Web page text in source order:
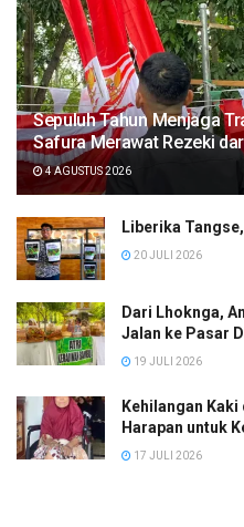
Sepuluh Tahun Menjaga
Safura Merawat Rezeki
4 AGUSTUS 2026
Liberika
20 JULI 2026
Dari Lhoknga,
Jalan ke Pasar
19 JULI 2026
Kehilangan
Harapan untuk
17 JULI 2026